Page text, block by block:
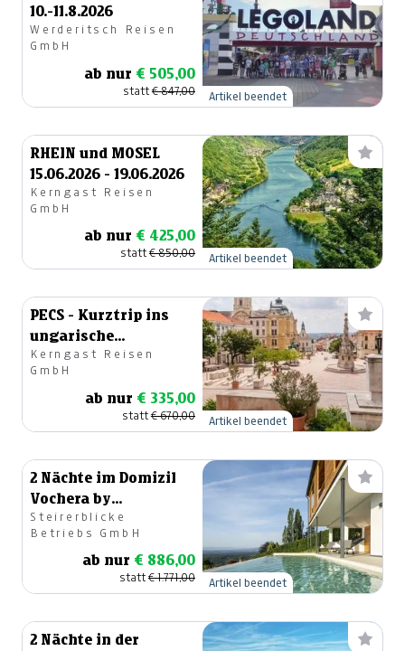
10.-11.8.2026
Werderitsch Reisen
GmbH
ab nur € 505,00
statt€ 847,00 Artikel beendet
RHEIN und MOSEL
15.06.2026 - 19.06.2026
Kerngast Reisen
GmbH
ab nur € 425,00
statt€ 850,00 Artikel beendet
PECS - Kurztrip ins
ungarische
Fünfkirchen 25.04.-
26.04.2026
Kerngast Reisen
GmbH
ab nur € 335,00
statt€ 670,00 Artikel beendet
2 Nächte im Domizil
Vochera by
steiRerBLiCke
Steirerblicke
Betriebs GmbH
ab nur € 886,00
statt€ 1.771,00 Artikel beendet
2 Nächte in der